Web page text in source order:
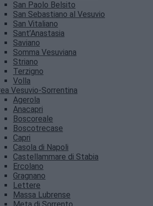
San Paolo Belsito
San Sebastiano al Vesuvio
San Vitaliano
Sant’Anastasia
Saviano
Somma Vesuviana
Striano
Terzigno
Volla
Vesuvio-Sorrentina
Agerola
Anacapri
Boscoreale
Boscotrecase
Capri
Casola di Napoli
Castellammare di Stabia
Ercolano
Gragnano
Lettere
Massa Lubrense